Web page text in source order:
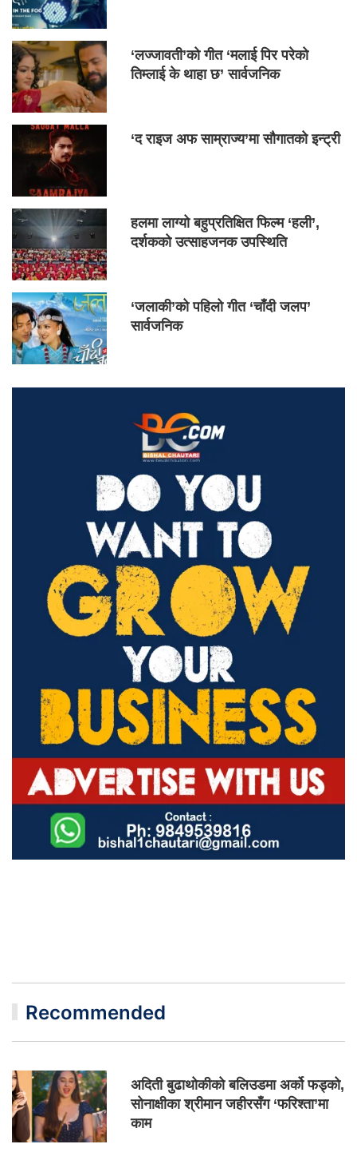
‘लज्जावती’को गीत ‘मलाई पिर परेको
तिम्लाई के थाहा छ’ सार्वजनिक
‘द राइज अफ साम्राज्य’मा सौगातको इन्ट्री
हलमा लाग्यो बहुप्रतिक्षित फिल्म ‘हली’,
दर्शकको उत्साहजनक उपस्थिति
‘जलाकी’को पहिलो गीत ‘चाँदी जलप’
सार्वजनिक
Recommended
अदिती बुढाथोकीको बलिउडमा अर्को फड्को,
सोनाक्षीका श्रीमान जहीरसँग ‘फरिश्ता’मा
काम